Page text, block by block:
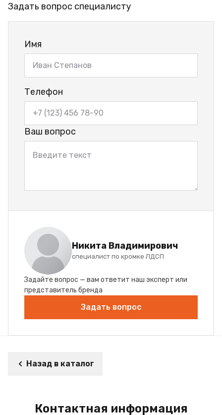
Задать вопрос специалисту
Имя
Телефон
Ваш вопрос
Никита Владимирович
специалист по кромке ЛДСП
Задайте вопрос — вам ответит наш эксперт или
представитель бренда
Задать вопрос
Назад в каталог
Контактная информация